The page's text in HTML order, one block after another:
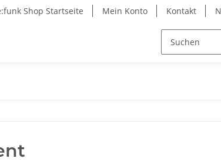
Shop Startseite Mein Konto Kontakt